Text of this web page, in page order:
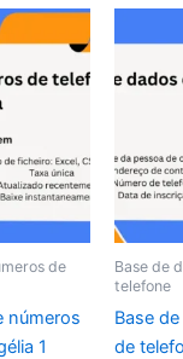
de
números
1
Base de
telefone
Base
de